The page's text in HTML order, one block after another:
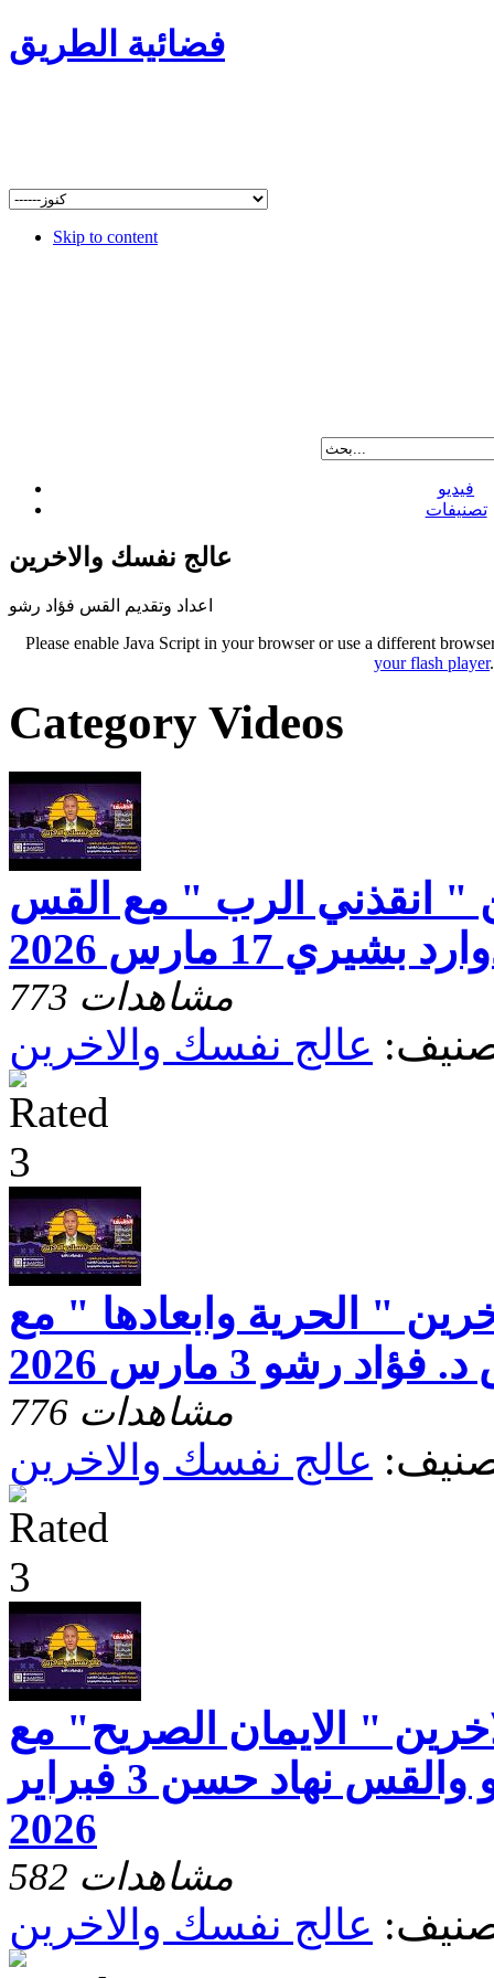
فضائية الطريق
Skip to content
فيديو
تصنيفات
عالج نفسك والاخرين
اعداد وتقديم القس فؤاد رشو
Please enable Java Script in your browser or use a different
your flash player.
Category Videos
" انقذني الرب " مع القس
17 مارس 2026
773 مشاهدات
عالج نفسك والاخرين
" الحرية وابعادها " مع
رشو 3 مارس 2026
776 مشاهدات
عالج نفسك والاخرين
" الايمان الصريح" مع
القس د. فؤاد رشو والقس نهاد حسن 3 فبراير
2026
582 مشاهدات
عالج نفسك والاخرين